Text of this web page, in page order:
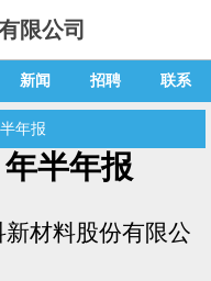
限公司
新闻 招聘 联系
年报
半年报
新材料股份有限公